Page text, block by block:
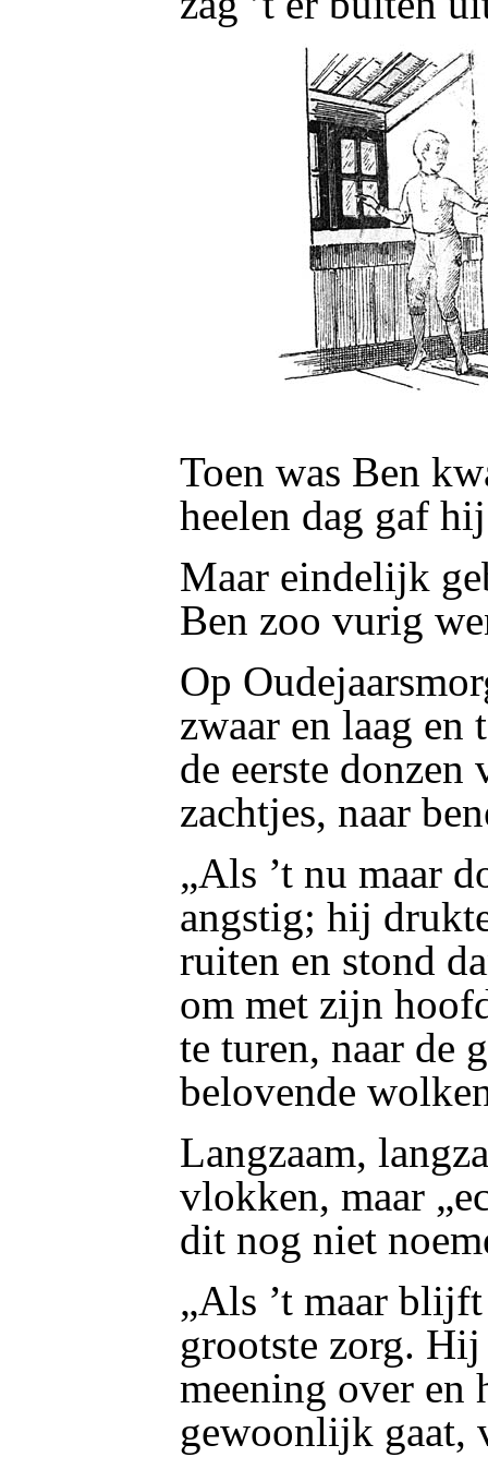
Toen was Ben
heelen dag gaf
Maar eindelijk
Ben zoo vurig
Op
zwaar en laag en
de eerste donzen
zachtjes, naar
„Als ’t nu maar
angstig; hij
ruiten en stond
om met zijn
te turen, naar de
belovende
Langzaam,
vlokken, maar
dit nog niet
„Als ’t maar
grootste zorg.
meening over en
gewoonlijk gaat,